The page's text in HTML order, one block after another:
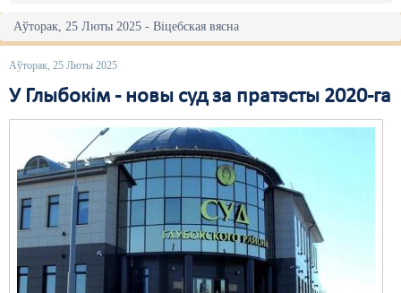
Аўторак, 25 Люты 2025 - Віцебская вясна
Аўторак, 25 Люты 2025
У Глыбокім - новы суд за пратэсты 2020-га
Акцыі
Выбары
Грамадзянскія ініцыятывы
Дзяржава
Дыскрымінацыя
Затрыманьні
Карная псыхіятрыя
Відэа
Пра нас